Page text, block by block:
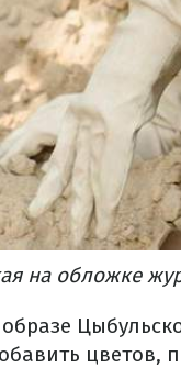
на обложке
цветов,